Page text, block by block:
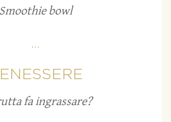
Smoothie bowl
...
fa ingrassare?